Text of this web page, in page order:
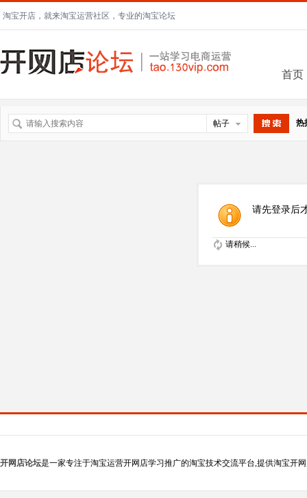
淘宝开店，就来淘宝运营社区，专业的淘宝论坛
首页
帖子 热
请先登录后
请稍候...
开网店论坛是一家专注于淘宝运营开网店学习推广的淘宝技术交流平台,提供淘宝开